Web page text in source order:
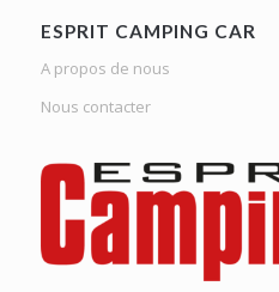
ESPRIT CAMPING CAR
A propos de nous
Nous contacter